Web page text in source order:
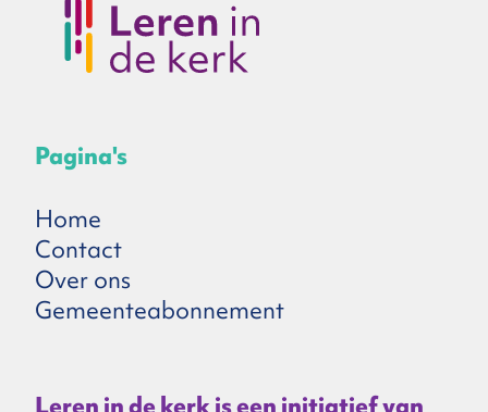
Pagina's
Home
Contact
Over ons
Gemeenteabonnement